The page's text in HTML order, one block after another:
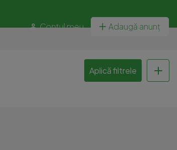
Contul meu Adaugă anunț
Aplică filtrele